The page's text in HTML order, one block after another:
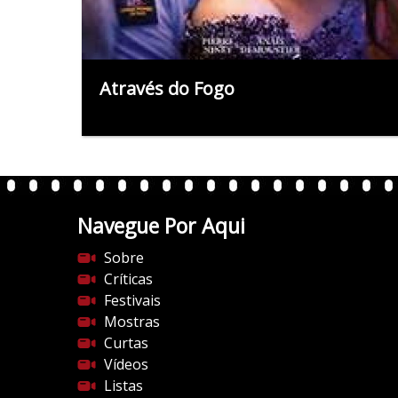
Através do Fogo
Navegue Por Aqui
Sobre
Críticas
Festivais
Mostras
Curtas
Vídeos
Listas